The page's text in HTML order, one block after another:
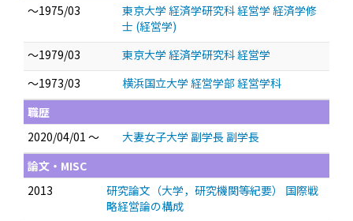
～1975/03
東京大学 経済学研究科 経営学 経済学修
士 (経営学)
～1979/03
東京大学 経済学研究科 経営学
～1973/03
横浜国立大学 経営学部 経営学科
職歴
2020/04/01 ～
大妻女子大学 副学長 副学長
論文・MISC
2013
研究論文（大学，研究機関等紀要） 国際戦
略経営論の構成